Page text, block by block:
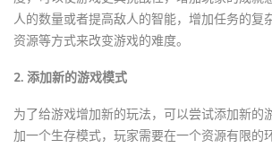
人的数量或者提高敌人的智能，增加任务的复
资源等方式来改变游戏的难度。
2. 添加新的游戏模式
为了给游戏增加新的玩法，可以尝试添加新的
加一个生存模式，玩家需要在一个资源有限的